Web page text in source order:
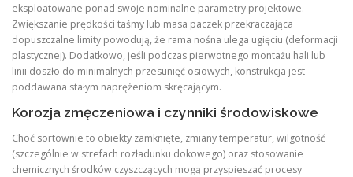
eksploatowane ponad swoje nominalne parametry projektowe.
Zwiększanie prędkości taśmy lub masa paczek przekraczająca
dopuszczalne limity powodują, że rama nośna ulega ugięciu (deformacji
plastycznej). Dodatkowo, jeśli podczas pierwotnego montażu hali lub
linii doszło do minimalnych przesunięć osiowych, konstrukcja jest
poddawana stałym naprężeniom skręcającym.
Korozja zmęczeniowa i czynniki środowiskowe
Choć sortownie to obiekty zamknięte, zmiany temperatur, wilgotność
(szczególnie w strefach rozładunku dokowego) oraz stosowanie
chemicznych środków czyszczących mogą przyspieszać procesy